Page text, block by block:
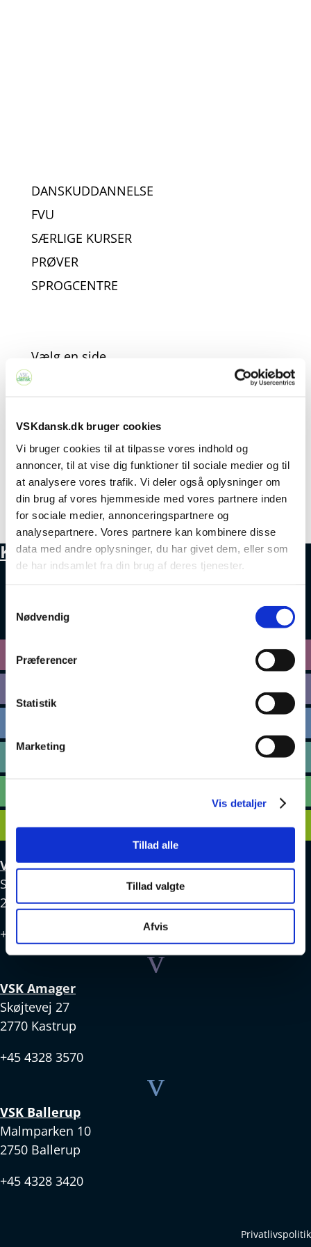
VSKdansk.dk bruger cookies
Vi bruger cookies til at tilpasse vores indhold og
annoncer, til at vise dig funktioner til sociale medier og til
at analysere vores trafik. Vi deler også oplysninger om
din brug af vores hjemmeside med vores partnere inden
for sociale medier, annonceringspartnere og
analysepartnere. Vores partnere kan kombinere disse
data med andre oplysninger, du har givet dem, eller som
de har indsamlet fra din brug af deres tjenester.
Nødvendig
Præferencer
Statistik
Marketing
Vis detaljer
Tillad alle
Tillad valgte
Afvis
DANSKUDDANNELSE
FVU
SÆRLIGE KURSER
PRØVER
SPROGCENTRE
Vælg en side
Ingen resultater fundet
Siden du anmodede om kunne ikke
findes. Prøv at præciser din søgning, eller
brug navigationen ovenfor til at lokalisere
indlægget.
Kontakt
+45 4328 3500
sprogcenter@brondby.dk
VSK Corporate
Særlige kurser
Om os v
VSK Glostrup
Skolevej 6
2600 Glostrup
+ 45 4328 3500
v
VSK Amager
Skøjtevej 27
2770 Kastrup
+45 4328 3570
v
VSK Ballerup
Malmparken 10
2750 Ballerup
+45 4328 3420
Privatlivspolitik